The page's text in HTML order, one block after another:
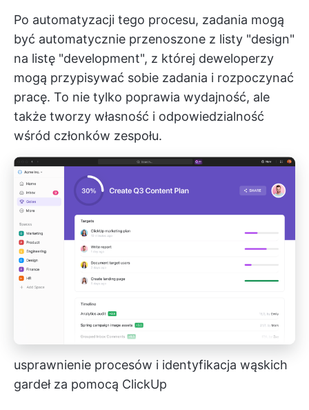
Po automatyzacji tego procesu, zadania mogą
być automatycznie przenoszone z listy "design"
na listę "development", z której deweloperzy
mogą przypisywać sobie zadania i rozpoczynać
pracę. To nie tylko poprawia wydajność, ale
także tworzy własność i odpowiedzialność
wśród członków zespołu.
usprawnienie procesów i identyfikacja wąskich
gardeł za pomocą ClickUp